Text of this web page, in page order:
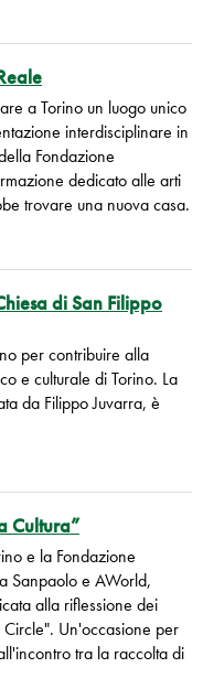
a Torino un luogo unico
interdisciplinare in
Fondazione
dedicato alle arti
trovare una nuova casa.
di San Filippo
per contribuire alla
e culturale di Torino. La
da Filippo Juvarra, è
Cultura”
e la Fondazione
Sanpaolo e AWorld,
alla riflessione dei
Circle". Un'occasione per
tra la raccolta di